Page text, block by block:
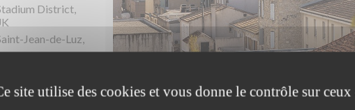
District,
Jean-de-Luz,
Karuizawa,
Terriciola, Italie
site utilise des cookies et vous donne le contrôle sur